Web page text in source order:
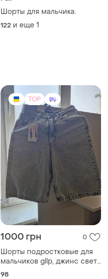
Шорты для мальчика.
122 и еще 1
TOP
1000 грн 0
Шорты подростковые для
мальчиков gllp, джинс свет
серый 28 размер
98